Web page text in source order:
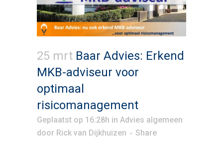
25 mrt Baar Advies: Erkend
MKB-adviseur voor
optimaal
risicomanagement
Geplaatst op 16:28h in Advies algemeen
door Rick van Dijkhuizen Share